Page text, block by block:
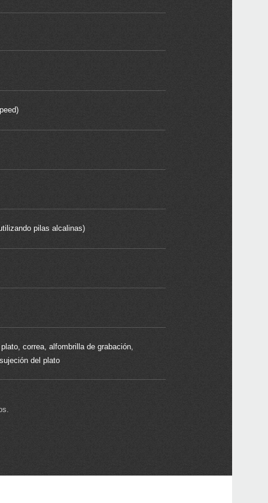
pilas alcalinas)
correa, alfombrilla de grabación,
del plato